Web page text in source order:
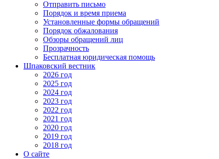
Отправить письмо
Порядок и время приема
Установленные формы обращений
Порядок обжалования
Обзоры обращений лиц
Прозрачность
Бесплатная юридическая помощь
Шпаковский вестник
2026 год
2025 год
2024 год
2023 год
2022 год
2021 год
2020 год
2019 год
2018 год
О сайте